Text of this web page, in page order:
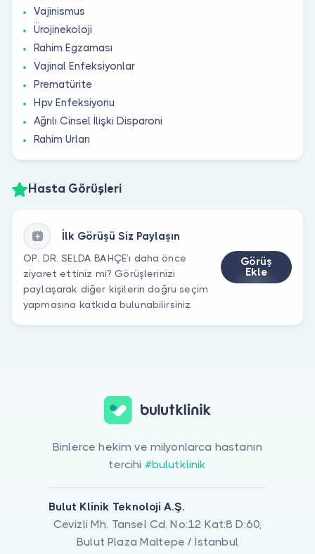
Vajinismus
Ürojinekoloji
Rahim Egzaması
Vajinal Enfeksiyonlar
Prematürite
Hpv Enfeksiyonu
Ağrılı Cinsel İlişki Disparoni
Rahim Urları
Hasta Görüşleri
İlk Görüşü Siz Paylaşın
OP. DR. SELDA BAHÇE’ı daha önce
ziyaret ettiniz mi? Görüşlerinizi
paylaşarak diğer kişilerin doğru seçim
yapmasına katkıda bulunabilirsiniz.
Görüş
Ekle
Binlerce hekim ve milyonlarca hastanın
tercihi #bulutklinik
Bulut Klinik Teknoloji A.Ş.
Cevizli Mh. Tansel Cd. No:12 Kat:8 D:60,
Bulut Plaza Maltepe / İstanbul